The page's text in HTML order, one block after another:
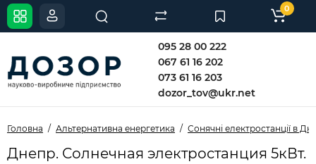
095 28 00 222
067 61 16 202
073 61 16 203
dozor_tov@ukr.net
0
Головна Альтернативна енергетика Сонячні електростанції в
Днепр. Солнечная электростанция 5кВт.